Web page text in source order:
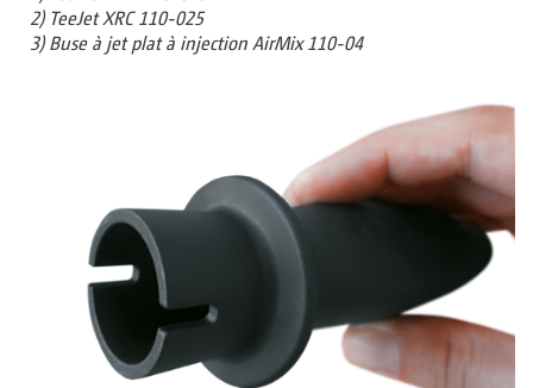
2) TeeJet XRC 110-025
3) Buse à jet plat à injection AirMix 110-04